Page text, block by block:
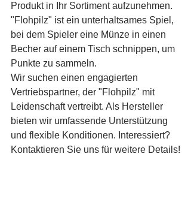
Produkt in Ihr Sortiment aufzunehmen.
"Flohpilz" ist ein unterhaltsames Spiel,
bei dem Spieler eine Münze in einen
Becher auf einem Tisch schnippen, um
Punkte zu sammeln.
Wir suchen einen engagierten
Vertriebspartner, der "Flohpilz" mit
Leidenschaft vertreibt. Als Hersteller
bieten wir umfassende Unterstützung
und flexible Konditionen. Interessiert?
Kontaktieren Sie uns für weitere Details!